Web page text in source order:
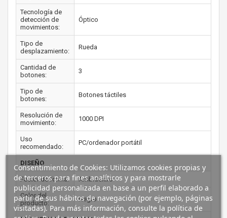
Tecnología de
detección de
movimientos:
Óptico
Tipo de
desplazamiento:
Rueda
Cantidad de
botones:
3
Tipo de
botones:
Botones táctiles
Resolución de
movimiento:
1000 DPI
Uso
recomendado:
PC/ordenador portátil
DISEÑO
Factor de forma: Ambidextro
Color del
producto:
Negro
Consentimiento de Cookies: Utilizamos cookies propias y
de terceros para fines analíticos y para mostrarle
publicidad personalizada en base a un perfil elaborado a
partir de sus hábitos de navegación (por ejemplo, páginas
visitadas). Para más información, consulte la política de